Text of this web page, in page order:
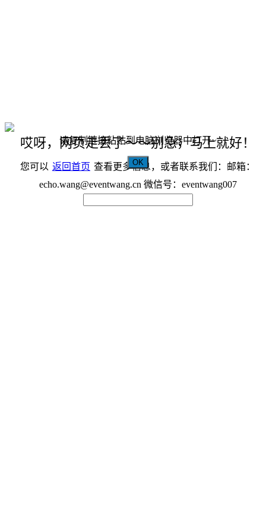
哎呀，网页走丢了～～别急，马上就好！
您可以 返回首页 查看更多信息，或者联系我们：邮箱：
echo.wang@eventwang.cn 微信号：eventwang007
请复制链接粘贴到电脑浏览器中打开~
OK